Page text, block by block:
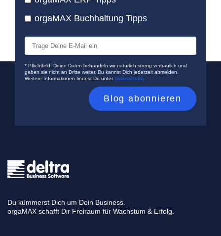
orgaMAX Buchhaltung Tipps
* Pflichtfeld. Deine Daten behandeln wir natürlich streng vertraulich und
geben sie nicht an Dritte weiter. Du kannst Dich jederzeit abmelden.
Weitere Informationen findest Du unterDatenschutz
Du kümmerst Dich um Dein Business.
orgaMAX schafft Dir Freiraum für Wachstum & Erfolg.